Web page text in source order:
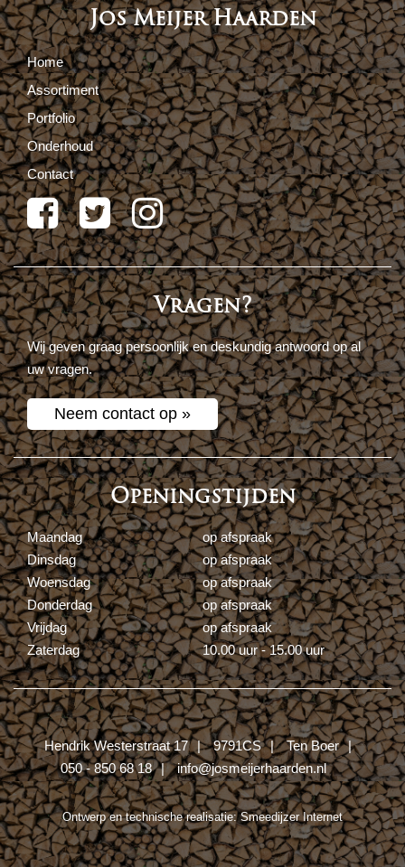
Jos Meijer Haarden
Home
Assortiment
Portfolio
Onderhoud
Contact
Vragen?
Wij geven graag persoonlijk en deskundig antwoord op al
uw vragen.
Neem contact op »
Openingstijden
Maandag
op afspraak
Dinsdag
op afspraak
Woensdag
op afspraak
Donderdag
op afspraak
Vrijdag
op afspraak
Zaterdag
10.00 uur - 15.00 uur
Hendrik Westerstraat 17 9791CS
Ten Boer
050 - 850 68 18
info@josmeijerhaarden.nl
Ontwerp en technische realisatie:Smeedijzer Internet